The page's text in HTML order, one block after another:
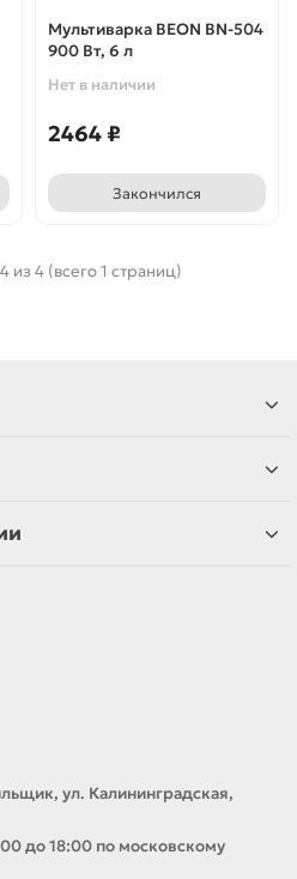
Мультиварка BEON BN-504
900 Вт, 6 л
Нет в наличии
2464 ₽
Закончился
из 4 (всего 1 страниц)
ул. Калининградская,
до 18:00 по московскому